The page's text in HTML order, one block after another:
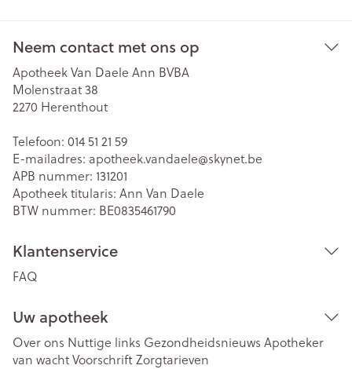
Neem contact met ons op
Apotheek Van Daele Ann BVBA
Molenstraat 38
2270 Herenthout
Telefoon: 014 51 21 59
E-mailadres: apotheek.vandaele@skynet.be
APB nummer: 131201
Apotheek titularis: Ann Van Daele
BTW nummer: BE0835461790
Klantenservice
FAQ
Uw apotheek
Over ons Nuttige links Gezondheidsnieuws Apotheker
van wachtVoorschriftZorgtarieven